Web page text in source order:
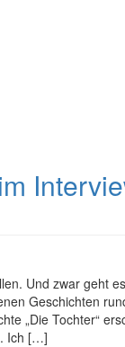
Und zwar geht
Geschichten
„Die Tochter“
Ich […]